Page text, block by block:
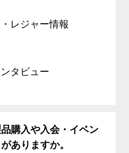
レジャー情報
タビュー
購入や入会・イベン
ありますか。